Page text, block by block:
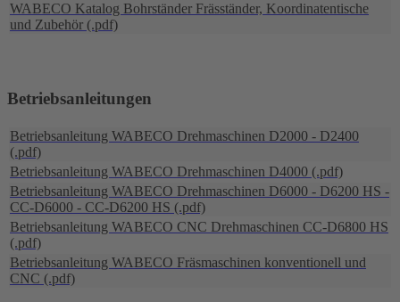
WABECO Katalog Bohrständer Fräsständer, Koordinatentische
und Zubehör (.pdf)
Betriebsanleitungen
Betriebsanleitung WABECO Drehmaschinen D2000 - D2400
(.pdf)
Betriebsanleitung WABECO Drehmaschinen D4000 (.pdf)
Betriebsanleitung WABECO Drehmaschinen D6000 - D6200 HS -
CC-D6000 - CC-D6200 HS (.pdf)
Betriebsanleitung WABECO CNC Drehmaschinen CC-D6800 HS
(.pdf)
Betriebsanleitung WABECO Fräsmaschinen konventionell und
CNC (.pdf)